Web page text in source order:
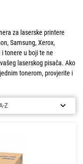
za laserske printere
Samsung, Xerox,
tonere u boji te ne
laserskog pisača. Ako
tonerom, provjerite i